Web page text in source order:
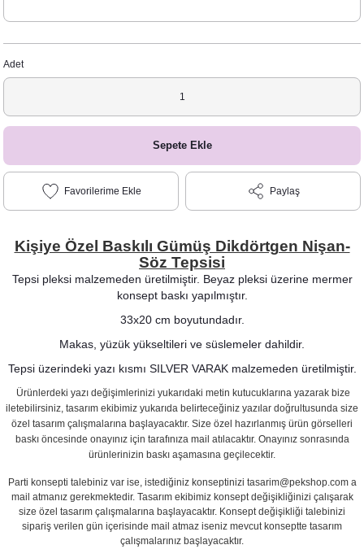
Adet
Sepete Ekle
Paylaş
Kişiye Özel Baskılı Gümüş Dikdörtgen Nişan-
Söz Tepsisi
Tepsi pleksi malzemeden üretilmiştir. Beyaz pleksi üzerine mermer
konsept baskı yapılmıştır.
33x20 cm boyutundadır.
Makas, yüzük yükseltileri ve süslemeler dahildir.
Tepsi üzerindeki yazı kısmı SILVER VARAK malzemeden üretilmiştir.
Ürünlerdeki yazı değişimlerinizi yukarıdaki metin kutucuklarına yazarak bize
iletebilirsiniz, tasarım ekibimiz yukarıda belirteceğiniz yazılar doğrultusunda size
özel tasarım çalışmalarına başlayacaktır. Size özel hazırlanmış ürün görselleri
baskı öncesinde onayınız için tarafınıza mail atılacaktır. Onayınız sonrasında
ürünlerinizin baskı aşamasına geçilecektir.
Parti konsepti talebiniz var ise, istediğiniz konseptinizi tasarim@pekshop.com a
mail atmanız gerekmektedir. Tasarım ekibimiz konsept değişikliğinizi çalışarak
size özel tasarım çalışmalarına başlayacaktır. Konsept değişikliği talebinizi
sipariş verilen gün içerisinde mail atmaz iseniz mevcut konseptte tasarım
çalışmalarınız başlayacaktır.